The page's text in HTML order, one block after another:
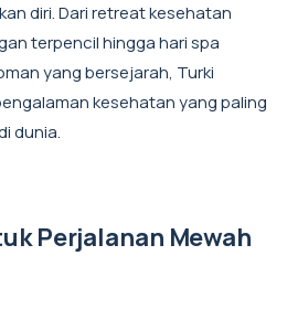
diri. Dari retreat kesehatan
terpencil hingga hari spa
yang bersejarah, Turki
kesehatan yang paling
dunia.
Perjalanan Mewah